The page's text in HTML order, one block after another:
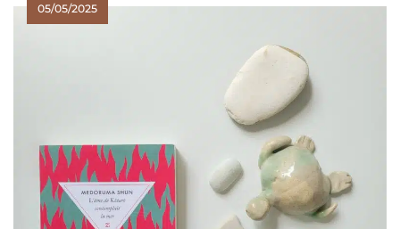
05/05/2025